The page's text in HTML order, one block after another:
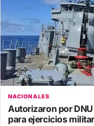
NACIONALES
Autorizaron por
para ejercicios